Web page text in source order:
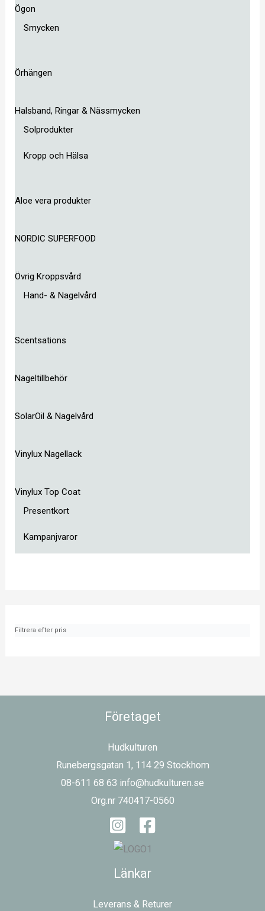
Ögon
Smycken
Örhängen
Halsband, Ringar & Nässmycken
Solprodukter
Kropp och Hälsa
Aloe vera produkter
NORDIC SUPERFOOD
Övrig Kroppsvård
Hand- & Nagelvård
Scentsations
Nageltillbehör
SolarOil & Nagelvård
Vinylux Nagellack
Vinylux Top Coat
Presentkort
Kampanjvaror
Filtrera efter pris
Företaget
Hudkulturen
Runebergsgatan 1, 114 29 Stockhom
08-611 68 63 info@hudkulturen.se
Org.nr 740417-0560
Länkar
Leverans & Returer